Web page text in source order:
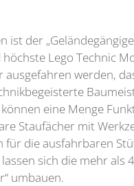
ist der
Lego Technic
werden,
eine Menge
Staufächer mit
die ausfahrbaren
sich die mehr als
umbauen.